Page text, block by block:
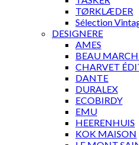
TØRKLÆDER
Sélection
DESIGNERE
AMES
BEAU
CHARVET
DANTE
DURALEX
ECOBIRDY
EMU
HEERENHUIS
KOK MAISON